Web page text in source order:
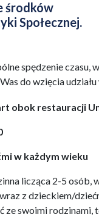
środków
Społecznej.
spędzenie
do wzięcia
obok restauracji
w każdym wieku
licząca 2-5 osób,
z dzieckiem/
ze swoimi rodzinami,